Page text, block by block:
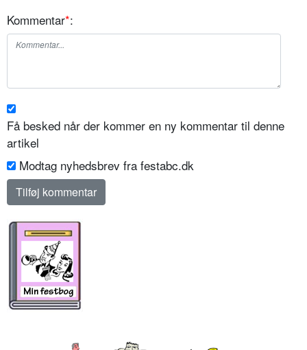
Kommentar*:
Få besked når der kommer en ny kommentar til denne
artikel
Modtag nyhedsbrev fra festabc.dk